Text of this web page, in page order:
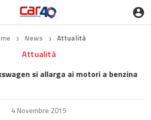
❯ News ❯ Attualità
Attualità
si allarga ai motori a benzina
4 Novembre 2015